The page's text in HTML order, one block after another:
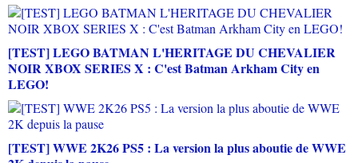
[TEST] LEGO BATMAN L'HERITAGE DU CHEVALIER
NOIR XBOX SERIES X : C'est Batman Arkham City en
LEGO!
[TEST] WWE 2K26 PS5 : La version la plus aboutie de WWE